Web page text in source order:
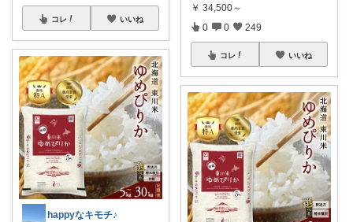
コレ いいね
happyなキモチ♪
￥ 34,500～
0 0 249
コレ いいね